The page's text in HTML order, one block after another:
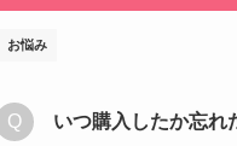
お悩み
いつ購入したか忘れ